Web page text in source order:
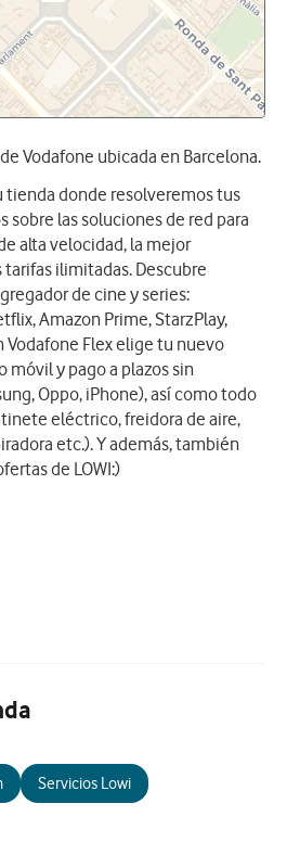
Vodafone ubicada en Barcelona.
tienda donde resolveremos tus
sobre las soluciones de red para
alta velocidad, la mejor
ilimitadas. Descubre
de cine y series:
Amazon Prime, StarzPlay,
Vodafone Flex elige tu nuevo
móvil y pago a plazos sin
Oppo, iPhone), así como todo
eléctrico, freidora de aire,
etc.). Y además, también
de LOWI:)
Servicios Lowi